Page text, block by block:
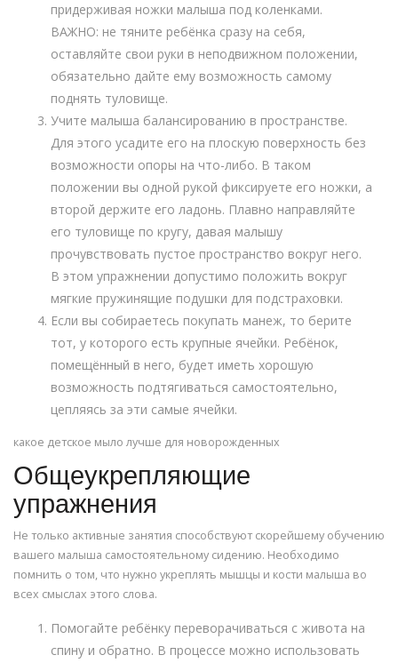
придерживая ножки малыша под коленками.
ВАЖНО: не тяните ребёнка сразу на себя,
оставляйте свои руки в неподвижном положении,
обязательно дайте ему возможность самому
поднять туловище.
Учите малыша балансированию в пространстве.
Для этого усадите его на плоскую поверхность без
возможности опоры на что-либо. В таком
положении вы одной рукой фиксируете его ножки, а
второй держите его ладонь. Плавно направляйте
его туловище по кругу, давая малышу
прочувствовать пустое пространство вокруг него.
В этом упражнении допустимо положить вокруг
мягкие пружинящие подушки для подстраховки.
Если вы собираетесь покупать манеж, то берите
тот, у которого есть крупные ячейки. Ребёнок,
помещённый в него, будет иметь хорошую
возможность подтягиваться самостоятельно,
цепляясь за эти самые ячейки.
какое детское мыло лучше для новорожденных
Общеукрепляющие
упражнения
Не только активные занятия способствуют скорейшему обучению
вашего малыша самостоятельному сидению. Необходимо
помнить о том, что нужно укреплять мышцы и кости малыша во
всех смыслах этого слова.
Помогайте ребёнку переворачиваться с живота на
спину и обратно. В процессе можно использовать